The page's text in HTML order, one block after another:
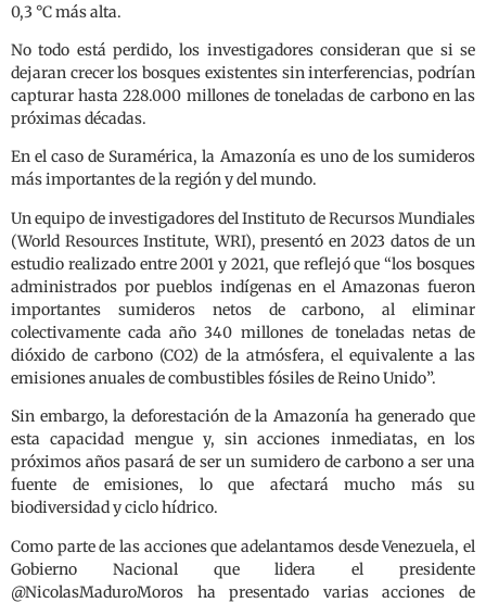
0,3 °C más alta.
No todo está perdido, los investigadores consideran que si se
dejaran crecer los bosques existentes sin interferencias, podrían
capturar hasta 228.000 millones de toneladas de carbono en las
próximas décadas.
En el caso de Suramérica, la Amazonía es uno de los sumideros
más importantes de la región y del mundo.
Un equipo de investigadores del Instituto de Recursos Mundiales
(World Resources Institute, WRI), presentó en 2023 datos de un
estudio realizado entre 2001 y 2021, que reflejó que “los bosques
administrados por pueblos indígenas en el Amazonas fueron
importantes sumideros netos de carbono, al eliminar
colectivamente cada año 340 millones de toneladas netas de
dióxido de carbono (CO2) de la atmósfera, el equivalente a las
emisiones anuales de combustibles fósiles de Reino Unido”.
Sin embargo, la deforestación de la Amazonía ha generado que
esta capacidad mengue y, sin acciones inmediatas, en los
próximos años pasará de ser un sumidero de carbono a ser una
fuente de emisiones, lo que afectará mucho más su
biodiversidad y ciclo hídrico.
Como parte de las acciones que adelantamos desde Venezuela, el
Gobierno Nacional que lidera el presidente
@NicolasMaduroMoros ha presentado varias acciones de